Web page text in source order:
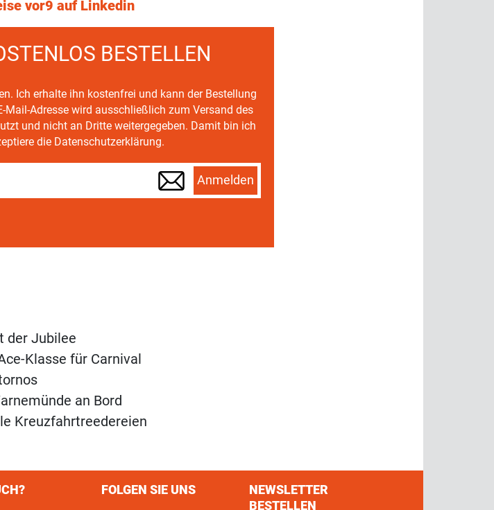
vor9 auf Linkedin
BESTELLEN
Ich erhalte ihn kostenfrei und kann der Bestellung
Mail-Adresse wird ausschließlich zum Versand des
und nicht an Dritte weitergegeben. Damit bin ich
die Datenschutzerklärung.
Anmelden
der Jubilee
Klasse für Carnival
an Bord
Kreuzfahrtreedereien
FOLGEN SIE UNS
NEWSLETTER
BESTELLEN